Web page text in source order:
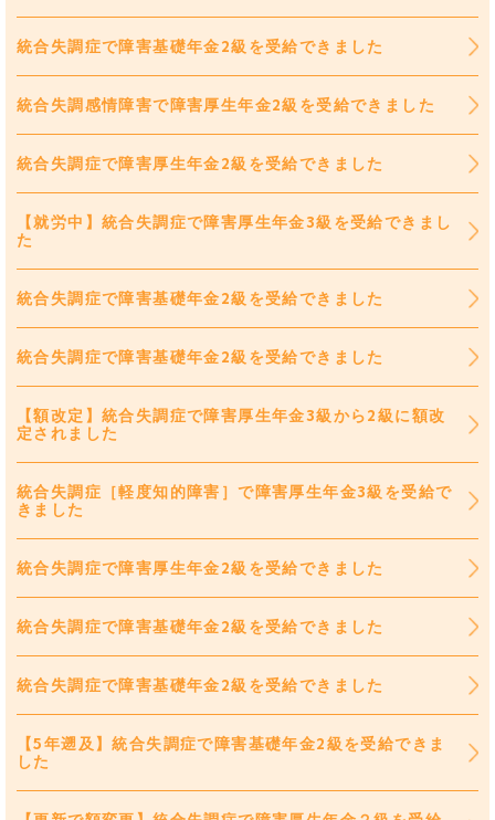
統合失調症で障害基礎年金2級を受給できました
統合失調感情障害で障害厚生年金2級を受給できました
統合失調症で障害厚生年金2級を受給できました
【就労中】統合失調症で障害厚生年金3級を受給できまし
た
統合失調症で障害基礎年金2級を受給できました
統合失調症で障害基礎年金2級を受給できました
【額改定】統合失調症で障害厚生年金3級から2級に額改
定されました
統合失調症［軽度知的障害］で障害厚生年金3級を受給で
きました
統合失調症で障害厚生年金2級を受給できました
統合失調症で障害基礎年金2級を受給できました
統合失調症で障害基礎年金2級を受給できました
【5年遡及】統合失調症で障害基礎年金2級を受給できま
した